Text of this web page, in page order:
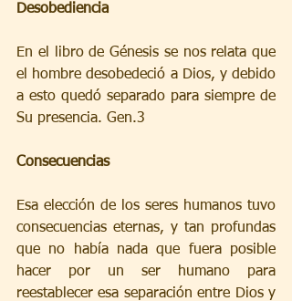
Desobediencia
En el libro de Génesis se nos relata que
el hombre desobedeció a Dios, y debido
a esto quedó separado para siempre de
Su presencia. Gen.3
Consecuencias
Esa elección de los seres humanos tuvo
consecuencias eternas, y tan profundas
que no había nada que fuera posible
hacer por un ser humano para
reestablecer esa separación entre Dios y